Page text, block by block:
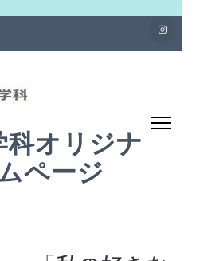
科オリジナ
ページ